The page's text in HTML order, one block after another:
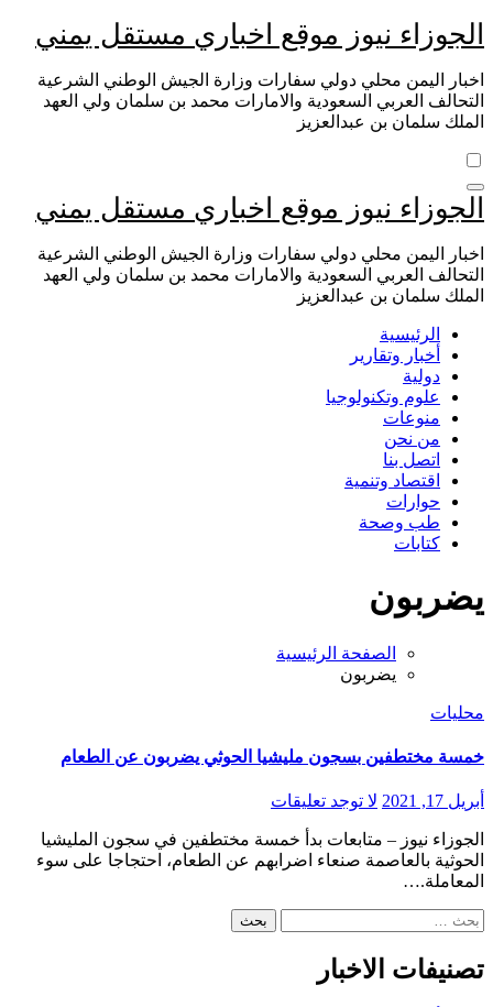
التجاوز
إلى
المحتوى
الجوزاء نيوز موقع اخباري مستقل يمني
اخبار اليمن محلي دولي سفارات وزارة الجيش الوطني الشرعية
التحالف العربي السعودية والامارات محمد بن سلمان ولي العهد
الملك سلمان بن عبدالعزيز
الجوزاء نيوز موقع اخباري مستقل يمني
اخبار اليمن محلي دولي سفارات وزارة الجيش الوطني الشرعية
التحالف العربي السعودية والامارات محمد بن سلمان ولي العهد
الملك سلمان بن عبدالعزيز
الرئيسية
أخبار وتقارير
دولية
علوم وتكنولوجيا
منوعات
من نحن
اتصل بنا
اقتصاد وتنمية
حوارات
طب وصحة
كتابات
يضربون
الصفحة الرئيسية
يضربون
محليات
خمسة مختطفين بسجون مليشيا الحوثي يضربون عن الطعام
أبريل 17, 2021 لا توجد تعليقات
الحوثية بالعاصمة صنعاء اضرابهم عن الطعام، احتجاجا على سوء
المعاملة.…
البحث
تصنيفات الاخبار